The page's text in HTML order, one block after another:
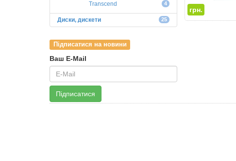
Transcend 4
Диски, дискети 25
Підписатися на новини
Ваш E-Mail
Підписатися
грн.